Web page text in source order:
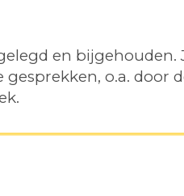
en
o.a. door